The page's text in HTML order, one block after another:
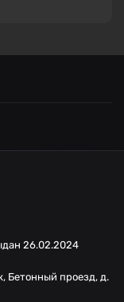
26.02.2024
Бетонный проезд, д.